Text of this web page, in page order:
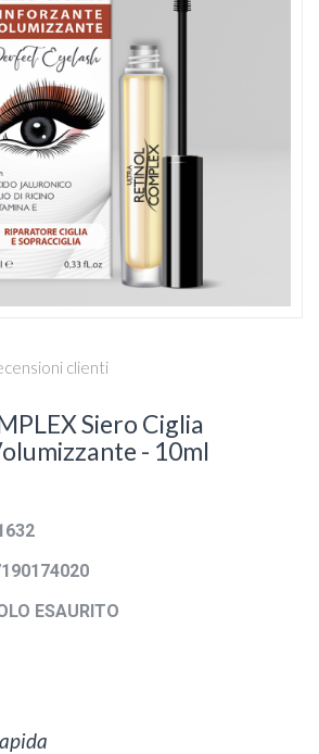
clienti
Siero Ciglia
- 10ml
ESAURITO